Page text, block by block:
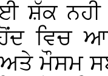
ਸ਼ੱਕ ਨਹੀ
ਵਿਚ
ਅਤੇ ਮੌਸਮ